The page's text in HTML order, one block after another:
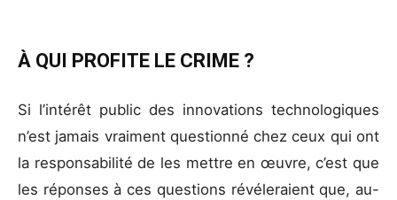
À QUI PROFITE LE CRIME ?
Si l’intérêt public des innovations technologiques
n’est jamais vraiment questionné chez ceux qui ont
la responsabilité de les mettre en œuvre, c’est que
les réponses à ces questions révéleraient que, au-